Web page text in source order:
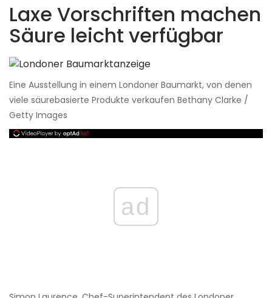
Laxe Vorschriften machen
Säure leicht verfügbar
Eine Ausstellung in einem Londoner Baumarkt, von denen
viele säurebasierte Produkte verkaufen Bethany Clarke /
Getty Images
ad